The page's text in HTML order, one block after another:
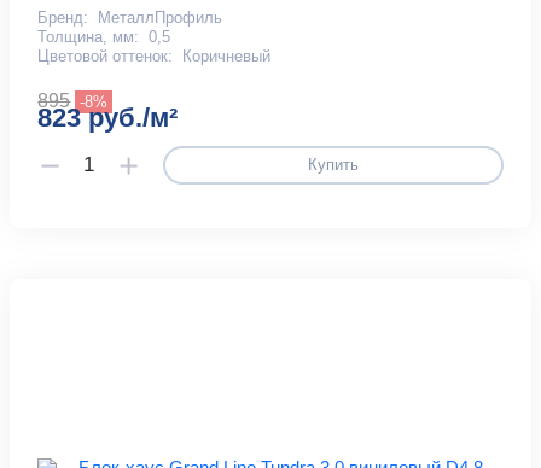
Бренд:
МеталлПрофиль
Толщина, мм: 0,5
Цветовой оттенок:
Коричневый
895 -8%
823 руб./м²
Купить